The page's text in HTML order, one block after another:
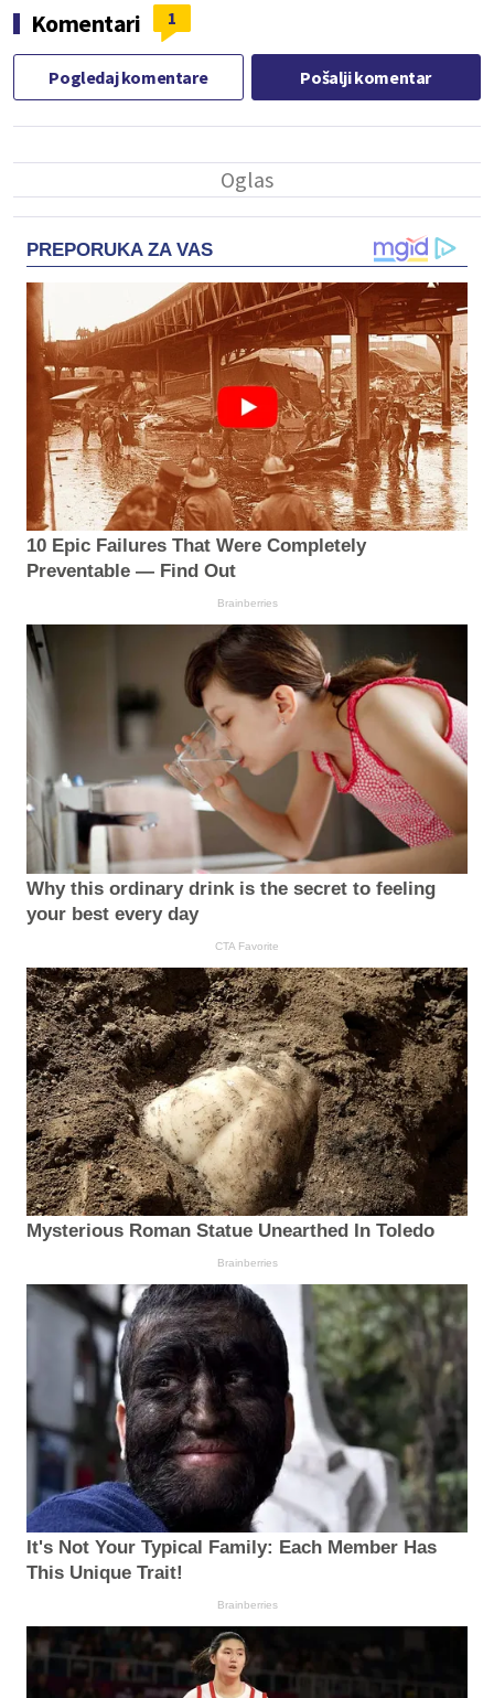
Komentari 1
Pogledaj komentare Pošalji komentar
PREPORUKA ZA VAS
10 Epic Failures That Were Completely
Preventable — Find Out
Brainberries
Why this ordinary drink is the secret to feeling
your best every day
CTA Favorite
Mysterious Roman Statue Unearthed In Toledo
Brainberries
It's Not Your Typical Family: Each Member Has
This Unique Trait!
Brainberries